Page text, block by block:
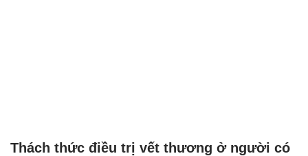
Thách thức điều trị vết thương ở người có